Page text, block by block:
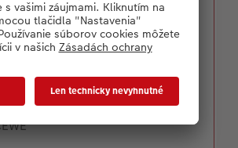
je toľko skvelých
panoramatická
zopár ďalších
Vďaka.